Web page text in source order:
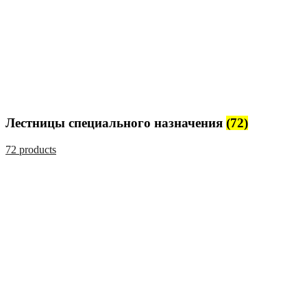
Лестницы специального назначения (72)
72 products